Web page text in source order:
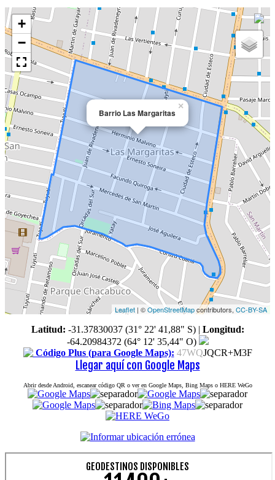
Barrio Las Margaritas
×
+
−
Leaflet | ©OpenStreetMapcontributors, CC-BY-SA
Latitud: -31.37830037 (31° 22' 41,88" S)| Longitud:
-64.20984372 (64° 12' 35,44" O)
Código Plus (para Google Maps): 47WQJQCR+M3F
Llegar aquí con Google Maps
Abrir desde Android, escanear código QR o ver en Google Maps, Bing Maps o HERE WeGo
GEODESTINOS DISPONIBLES